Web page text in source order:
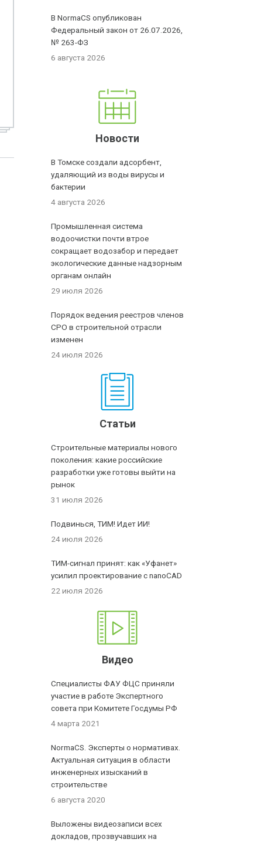
В NormaCS опубликован
Федеральный закон от 26.07.2026,
№ 263-ФЗ
6 августа 2026
Новости
В Томске создали адсорбент,
удаляющий из воды вирусы и
бактерии
4 августа 2026
Промышленная система
водоочистки почти втрое
сокращает водозабор и передает
экологические данные надзорным
органам онлайн
29 июля 2026
Порядок ведения реестров членов
СРО в строительной отрасли
изменен
24 июля 2026
Статьи
Строительные материалы нового
поколения: какие российские
разработки уже готовы выйти на
рынок
31 июля 2026
Подвинься, ТИМ! Идет ИИ!
24 июля 2026
ТИМ-сигнал принят: как «Уфанет»
усилил проектирование с nanoCAD
22 июля 2026
Видео
Специалисты ФАУ ФЦС приняли
участие в работе Экспертного
совета при Комитете Госдумы РФ
4 марта 2021
NormaCS. Эксперты о нормативах.
Актуальная ситуация в области
инженерных изысканий в
строительстве
6 августа 2020
Выложены видеозаписи всех
докладов, прозвучавших на